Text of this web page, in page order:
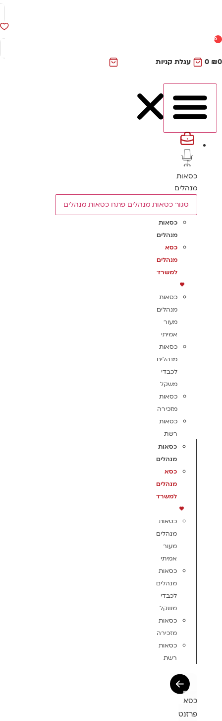
0
₪
0 עגלת קניות
כסאות
מנהלים
סגור כסאות מנהלים פתח כסאות מנהלים
כסאות
מנהלים
כסא
מנהלים
למשרד
כסאות
מנהלים
מעור
אמיתי
כסאות
מנהלים
לכבדי
משקל
כסאות
מזכירה
כסאות
רשת
כסאות
מנהלים
כסא
מנהלים
למשרד
כסאות
מנהלים
מעור
אמיתי
כסאות
מנהלים
לכבדי
משקל
כסאות
מזכירה
כסאות
רשת
כסא
פרזנט